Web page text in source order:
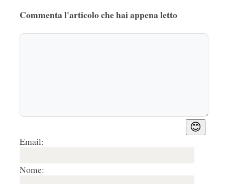
Commenta l'articolo che hai appena letto
😊
Email:
Nome: